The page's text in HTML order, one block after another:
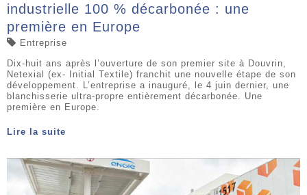
industrielle 100 % décarbonée : une
première en Europe
Entreprise
Dix-huit ans après l’ouverture de son premier site à Douvrin,
Netexial (ex- Initial Textile) franchit une nouvelle étape de son
développement. L’entreprise a inauguré, le 4 juin dernier, une
blanchisserie ultra-propre entièrement décarbonée. Une
première en Europe.
Lire la suite